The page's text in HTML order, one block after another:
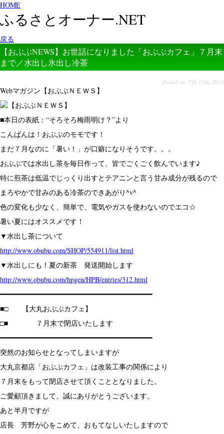
HOME
ふるさとオーナー.NET
戻る
【おぶぶNEWS】お世話になりました「おぶぶカフェ」７月末
まで／水出し氷出し冷茶
Posted on: 7月 17th, 2013
Webマガジン【おぶぶＮＥＷＳ】
■本日の表紙：“そろそろ梅雨明け？”より
こんばんは！おぶぶのモモです！
まだ７月なのに「暑い！」が口癖になりそうです。。。
おぶぶでは水出し茶を毎日作って、皆でごくごく飲んでいます♪
特に煎茶は低温でじっくり出すとテアニンと言う甘み成分が残るので
まろやかで甘みのある冷茶のできあがり^v^
色の変化も少なく、簡単で、電気やガスを使わないのでエコ☆
暑い夏にはオススメです！
▼水出し茶について
http://www.obubu.com/SHOP/554911/list.html
▼水出しにも！夏の新茶 発送開始します
http://www.obubu.com/hpgen/HPB/entries/312.html
━━━━━━━━━━━━━━━━━━━━━━━━━━━━━━━━━━━━━━
■□ 【大丸おぶぶカフェ】
□■ ７月末で閉店いたします
━━━━━━━━━━━━━━━━━━━━━━━━━━━━━━━━━━━━━━
突然のお知らせとなってしまいますが
大丸京都店「おぶぶカフェ」は改装工事の関係により
７月末をもって閉店させて頂くこととなりました。
ご愛顧頂きまして、誠にありがとうございます。
あと半月ですが
店長 芳野が心をこめて、おもてなしいたしますので